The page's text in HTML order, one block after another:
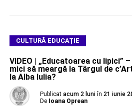
CULTURĂ EDUCAȚIE
VIDEO | „Educatoarea cu lipici”
mici să meargă la Târgul de
la Alba Iulia?
Publicat acum 2 luni în 21 iunie
De Ioana Oprean